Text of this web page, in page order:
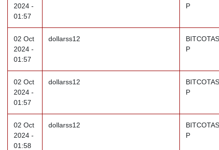
2024 -
01:57
P
02 Oct
2024 -
01:57
dollarss12
P
02 Oct
2024 -
01:57
dollarss12
P
02 Oct
2024 -
01:58
dollarss12
P